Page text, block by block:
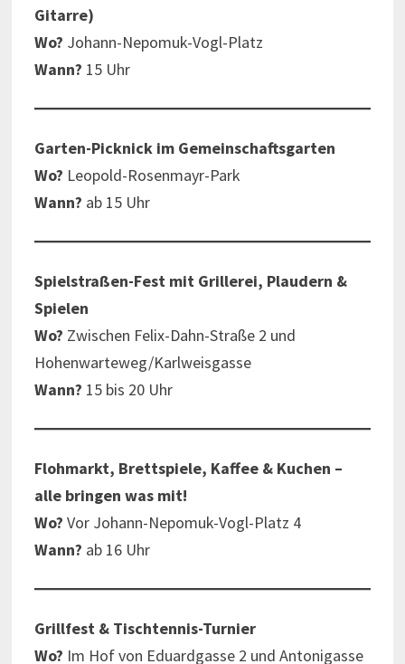
Gitarre)
Wo? Johann-Nepomuk-Vogl-Platz
Wann? 15 Uhr
Garten-Picknick im Gemeinschaftsgarten
Wo? Leopold-Rosenmayr-Park
Wann? ab 15 Uhr
Spielstraßen-Fest mit Grillerei, Plaudern &
Spielen
Wo? Zwischen Felix-Dahn-Straße 2 und
Hohenwarteweg/Karlweisgasse
Wann? 15 bis 20 Uhr
Flohmarkt, Brettspiele, Kaffee & Kuchen –
alle bringen was mit!
Wo? Vor Johann-Nepomuk-Vogl-Platz 4
Wann? ab 16 Uhr
Grillfest & Tischtennis-Turnier
Wo? Im Hof von Eduardgasse 2 und Antonigasse